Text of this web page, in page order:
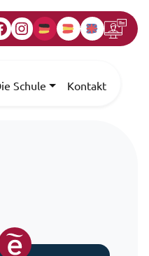
Instagram
Schule Kontakt